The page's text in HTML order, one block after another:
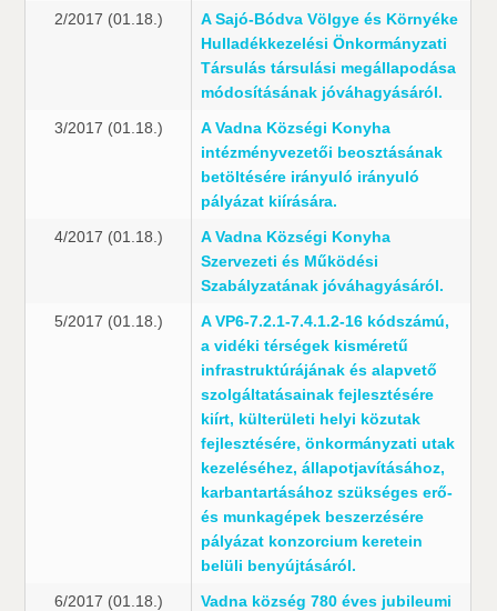
2/2017 (01.18.)
A Sajó-Bódva Völgye és Környéke
Hulladékkezelési Önkormányzati
Társulás társulási megállapodása
módosításának jóváhagyásáról.
3/2017 (01.18.)
A Vadna Községi Konyha
intézményvezetői beosztásának
betöltésére irányuló irányuló
pályázat kiírására.
4/2017 (01.18.)
A Vadna Községi Konyha
Szervezeti és Működési
Szabályzatának jóváhagyásáról.
5/2017 (01.18.)
A VP6-7.2.1-7.4.1.2-16 kódszámú,
a vidéki térségek kisméretű
infrastruktúrájának és alapvető
szolgáltatásainak fejlesztésére
kiírt, külterületi helyi közutak
fejlesztésére, önkormányzati utak
kezeléséhez, állapotjavításához,
karbantartásához szükséges erő-
és munkagépek beszerzésére
pályázat konzorcium keretein
belüli benyújtásáról.
6/2017 (01.18.)
Vadna község 780 éves jubileumi